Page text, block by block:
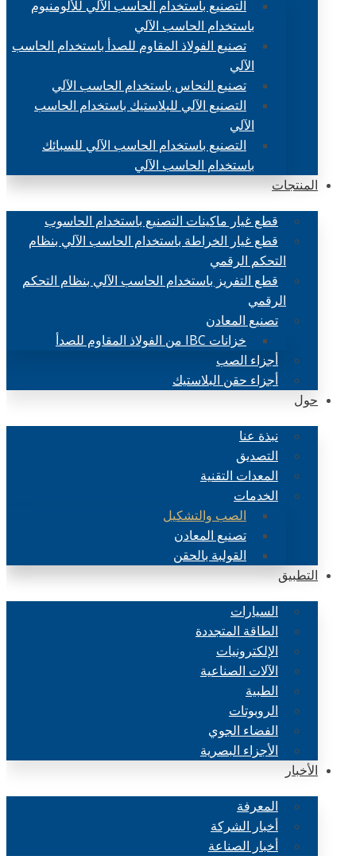
التصنيع باستخدام الحاسب الآلي للألومنيوم
باستخدام الحاسب الآلي
تصنيع الفولاذ المقاوم للصدأ باستخدام الحاسب
الآلي
تصنيع النحاس باستخدام الحاسب الآلي
التصنيع الآلي للبلاستيك باستخدام الحاسب
الآلي
التصنيع باستخدام الحاسب الآلي للسبائك
باستخدام الحاسب الآلي
المنتجات
قطع غيار ماكينات التصنيع باستخدام الحاسوب
قطع غيار الخراطة باستخدام الحاسب الآلي بنظام
التحكم الرقمي
قطع التفريز باستخدام الحاسب الآلي بنظام التحكم
الرقمي
تصنيع المعادن
خزانات IBC من الفولاذ المقاوم للصدأ
أجزاء الصب
أجزاء حقن البلاستيك
حول
نبذة عنا
التصديق
المعدات التقنية
الخدمات
الصب والتشكيل
تصنيع المعادن
القولبة بالحقن
التطبيق
السيارات
الطاقة المتجددة
الإلكترونيات
الآلات الصناعية
الطبية
الروبوتات
الفضاء الجوي
الأجزاء البصرية
الأخبار
المعرفة
أخبار الشركة
أخبار الصناعة